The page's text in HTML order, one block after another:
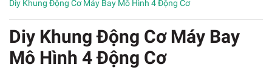
Diy Khung Động Cơ Máy Bay Mô Hình 4 Động Cơ
Diy Khung Động Cơ Máy Bay
Mô Hình 4 Động Cơ